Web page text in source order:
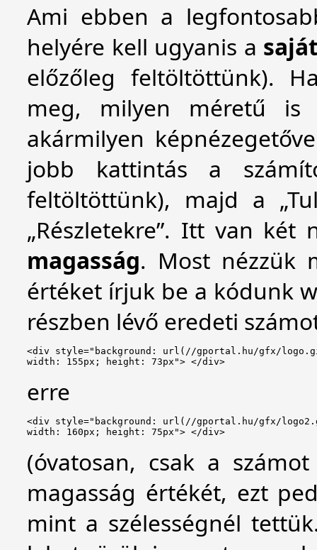
Ami ebben a
helyére kell ugyanis a
előzőleg feltöltöttünk).
meg, milyen méretű is
akármilyen
jobb kattintás a
feltöltöttünk), majd a
„Részletekre”. Itt van
magasság. Most nézzük
értéket írjuk be a kódunk
részben lévő eredeti
<div style="background: url(//gportal.hu/gfx/
width: 155px; height: 73px"> </div>
erre
<div style="background: url(//gportal.hu/gfx/
width: 160px; height: 75px"> </div>
(óvatosan, csak a
magasság értékét, ezt
mint a szélességnél